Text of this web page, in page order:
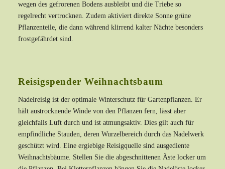
wegen des gefrorenen Bodens ausbleibt und die Triebe so
regelrecht vertrocknen. Zudem aktiviert direkte Sonne grüne
Pflanzenteile, die dann während klirrend kalter Nächte besonders
frostgefährdet sind.
ReisigspenderWeihnachtsbaum
Nadelreisig ist der optimale Winterschutz für Gartenpflanzen. Er
hält austrocknende Winde von den Pflanzen fern, lässt aber
gleichfalls Luft durch und ist atmungsaktiv. Dies gilt auch für
empfindliche Stauden, deren Wurzelbereich durch das Nadelwerk
geschützt wird. Eine ergiebige Reisigquelle sind ausgediente
Weihnachtsbäume. Stellen Sie die abgeschnittenen Äste locker um